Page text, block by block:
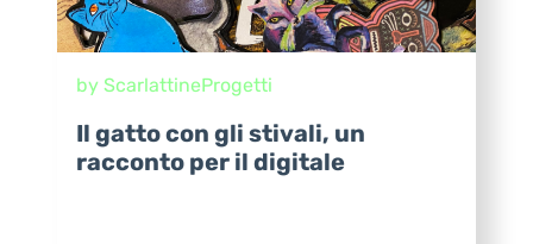
by ScarlattineProgetti
Il gatto con gli stivali, un
racconto per il digitale